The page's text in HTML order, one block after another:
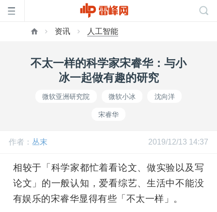
公
资讯 人工智能
不太一样的科学家宋睿华：与小
冰一起做有趣的研究
微软亚洲研究院 微软小冰 沈向洋
宋睿华
作者： 丛末 2019/12/13 14:37
相较于「科学家都忙着看论文、做实验以及写
论文」的一般认知，爱看综艺、生活中不能没
有娱乐的宋睿华显得有些「不太一样」。